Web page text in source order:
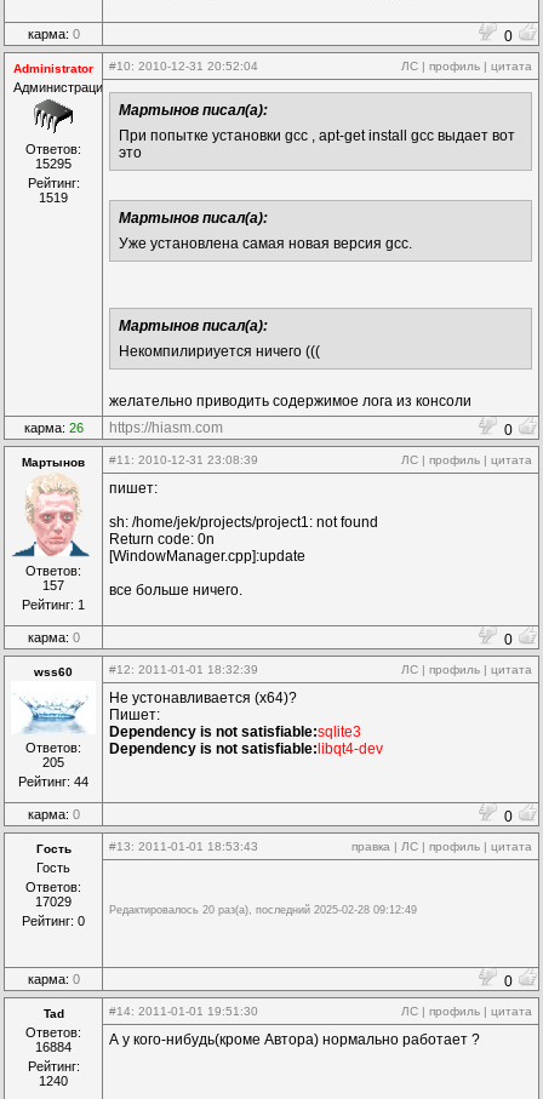
карма: 0 0
Administrator
Администрация
Ответов:
15295
Рейтинг:
1519
#10: 2010-12-31 20:52:04 ЛС | профиль | цитата
Мартынов писал(а):
При попытке установки gcc , apt-get install gcc выдает вот
это
Мартынов писал(а):
Уже установлена самая новая версия gcc.
Мартынов писал(а):
Некомпилириуется ничего (((
желательно приводить содержимое лога из консоли
карма: 26 https://hiasm.com 0
Мартынов
Ответов:
157
Рейтинг: 1
#11 : 2010-12-31 23:08:39 ЛС | профиль | цитата
пишет:
sh: /home/jek/projects/project1: not found
Return code: 0n
[WindowManager.cpp]:update
все больше ничего.
карма: 0 0
wss60
Ответов:
205
Рейтинг: 44
#12: 2011-01-01 18:32:39 ЛС | профиль | цитата
Не устонавливается (x64)?
Пишет:
Dependency is not satisfiable:sqlite3
Dependency is not satisfiable: libqt4-dev
карма: 0 0
Гость
Гость
Ответов:
17029
Рейтинг: 0
#13: 2011-01-01 18:53:43 правка | ЛС | профиль | цитата
Редактировалось 20 раз(а), последний 2025-02-28 09:12:49
карма: 0 0
Tad
Ответов:
16884
Рейтинг:
1240
#14: 2011-01-01 19:51:30 ЛС | профиль | цитата
А у кого-нибудь(кроме Автора) нормально работает ?